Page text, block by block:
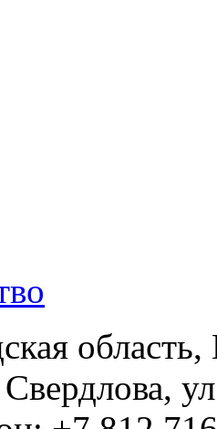
Свердлова,